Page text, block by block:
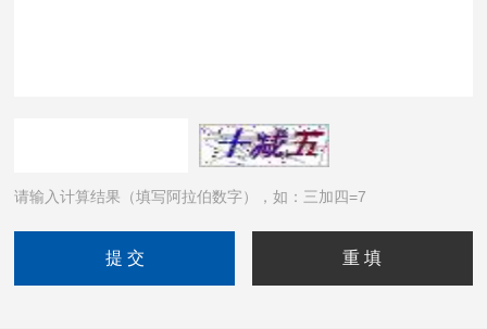
请输入计算结果（填写阿拉伯数字），如：三加四=7